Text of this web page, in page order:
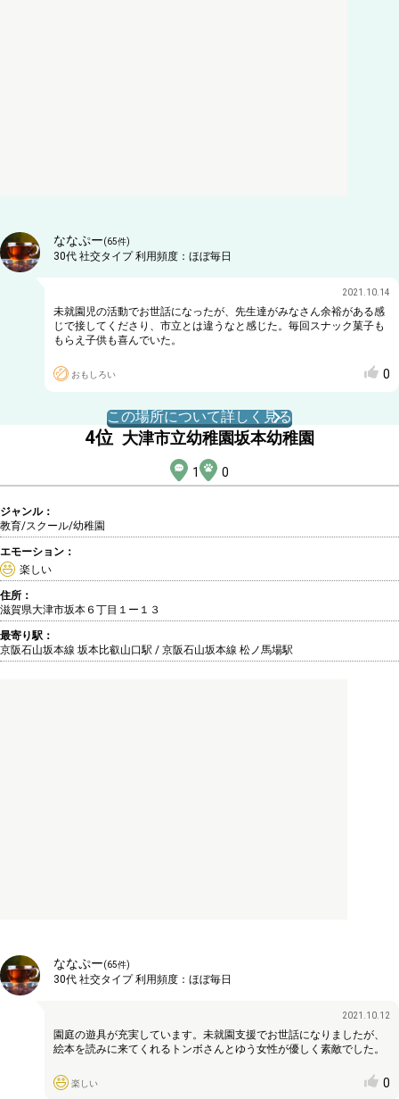
ななぷー(65件)
30代 社交タイプ利用頻度： ほぼ毎日
2021.10.14
未就園児の活動でお世話になったが、先生達がみなさん余裕がある感
じで接してくださり、市立とは違うなと感じた。毎回スナック菓子も
もらえ子供も喜んでいた。
おもしろい 0
この場所について詳しく見る
4位 大津市立幼稚園坂本幼稚園
1 0
ジャンル：
教育/スクール/幼稚園
エモーション：
楽しい
住所：
滋賀県大津市坂本６丁目１ー１３
最寄り駅：
京阪石山坂本線 坂本比叡山口駅 / 京阪石山坂本線 松ノ馬場駅
ななぷー(65件)
30代 社交タイプ利用頻度： ほぼ毎日
2021.10.12
園庭の遊具が充実しています。未就園支援でお世話になりましたが、
絵本を読みに来てくれるトンボさんとゆう女性が優しく素敵でした。
楽しい 0